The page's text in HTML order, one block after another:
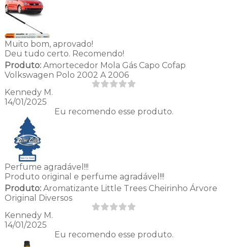
Muito bom, aprovado!
Deu tudo certo. Recomendo!
Produto:Amortecedor Mola Gás Capo Cofap
Volkswagen Polo 2002 A 2006
Kennedy M.
14/01/2025
Eu recomendo esse produto.
Perfume agradável!!!
Produto original e perfume agradável!!!
Produto:Aromatizante Little Trees Cheirinho Árvore
Original Diversos
Kennedy M.
14/01/2025
Eu recomendo esse produto.